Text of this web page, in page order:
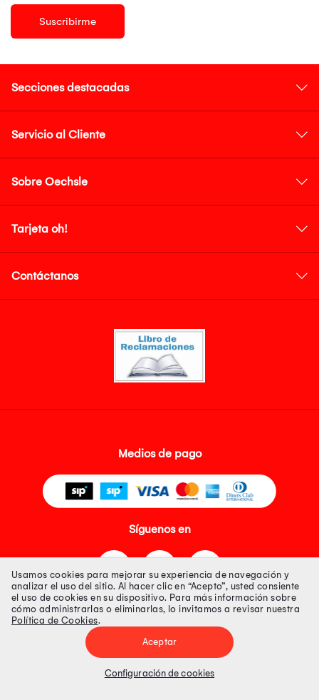
Suscribirme
Secciones destacadas
Servicio al Cliente
Sobre Oechsle
Tarjeta oh!
Contáctanos
Medios de pago
Síguenos en
Tienda 100% Segura
Tiendas Peruanas S.A. R.U.C. Nº 20493020618. Todos los derechos
Precios disponibles solo en www.oechsle.pe. Precios online publicados
Usamos cookies para mejorar su experiencia de navegación y
analizar el uso del sitio. Al hacer clic en “Acepto”, usted consiente
el uso de cookies en su dispositivo. Para más información sobre
cómo administrarlas o eliminarlas, lo invitamos a revisar nuestra
Política de Cookies.
Aceptar
Configuración de cookies